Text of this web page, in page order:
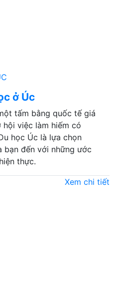
ở Úc
tấm bằng quốc tế giá
việc làm hiếm có
học Úc là lựa chọn
bạn đến với những ước
thực.
Xem chi tiết